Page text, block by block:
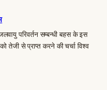
परिवर्तन सम्बन्धी बहस के इस
तेजी से प्राप्त करने की चर्चा विश्व